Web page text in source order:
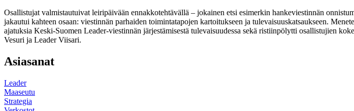
Osallistujat valmistautuivat leiripäivään ennakkotehtävällä – jokainen etsi esimerkin hankeviestinnän
jakautui kahteen osaan: viestinnän parhaiden toimintatapojen kartoitukseen ja tulevaisuuskatsaukseen.
ajatuksia Keski-Suomen Leader-viestinnän järjestämisestä tulevaisuudessa sekä ristiinpölytti osallistujien
Vesuri ja Leader Viisari.
Asiasanat
Leader
Maaseutu
Strategia